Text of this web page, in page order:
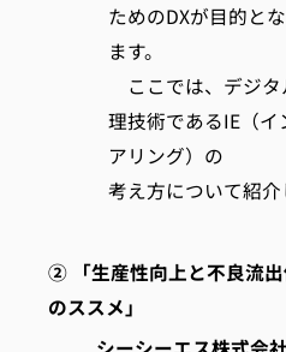
ためのDXが目的と
ます。
ここでは、デジタ
理技術であるIE（
アリング）の
考え方について紹介
② 「生産性向上と不良流
のススメ」